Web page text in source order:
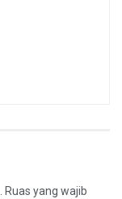
Ruas yang wajib